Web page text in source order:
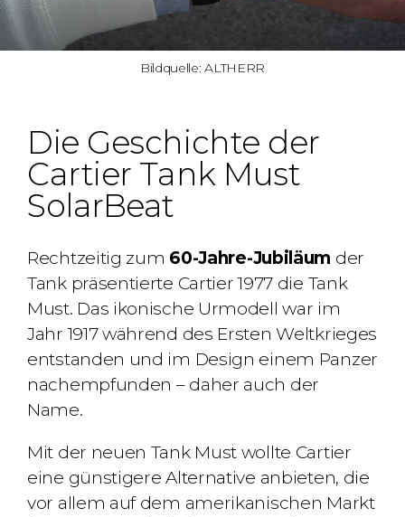
Bildquelle: ALTHERR
Die Geschichte der
Cartier Tank Must
SolarBeat
Rechtzeitig zum 60-Jahre-Jubiläum der
Tank präsentierte Cartier 1977 die Tank
Must. Das ikonische Urmodell war im
Jahr 1917 während des Ersten Weltkrieges
entstanden und im Design einem Panzer
nachempfunden – daher auch der
Name.
Mit der neuen Tank Must wollte Cartier
eine günstigere Alternative anbieten, die
vor allem auf dem amerikanischen Markt